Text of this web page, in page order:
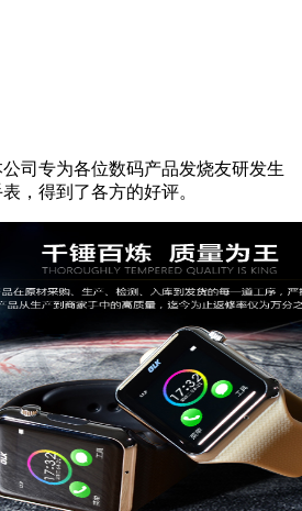
司专为各位数码产品发烧友研发生
，得到了各方的好评。